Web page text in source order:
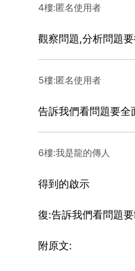
4樓:匿名使用者
觀察問題,分析問題
5樓:匿名使用者
告訴我們看問題要全
6樓:我是龍的傳人
得到的啟示
復:告訴我們看問題要
附原文: